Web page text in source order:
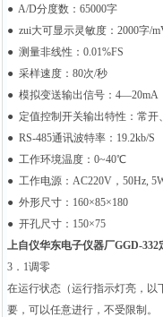
● A/D分度数：65000字
● zui大可显示灵敏度：2000字/
● 测量非线性：0.01%FS
● 采样速度：80次/秒
● 模拟变送输出信号：4—20mA
● 定值控制开关输出特性：常开
● RS-485通讯波特率：19.2kb/S
● 工作环境温度：0~40℃
● 工作电源：AC220V，50Hz,
● 外形尺寸：160×85×180
● 开孔尺寸：150×75
上自仪华东电子仪器厂GGD-
3 ．1调零
在运行状态（运行指示灯亮，以
要，可以任意进行，不受限制。